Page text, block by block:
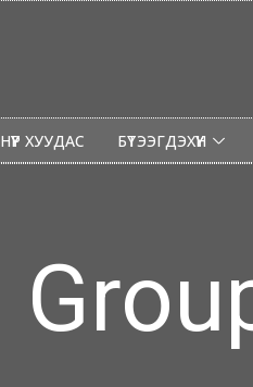
НҮҮР ХУУДАС БҮТЭЭГДЭХҮҮН